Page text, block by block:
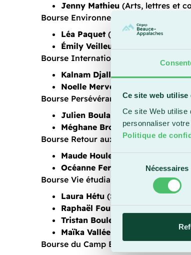
Ce site web utilise
Ce site Web utilise
personnaliser
Politique de
Sélection
du
consentement
Nécessaires
Jenny Mathieu (Arts, lettres et
Bourse Environnementale de 250 $
Léa Paquet (Techniques
Émily Veilleux
Bourse Internationale de 500 $
Kalnam Djallo(Techniques
Noelle Merveille Djietcheu
Bourse Persévérance scolaire de 500
Julien Boulanger(Techniques
Méghane Brochu(Techniques
Bourse Retour aux études de 500 $
Maude Houle(Techniques de
Océanne Ferland-Guimond
Bourse Vie étudiante de 500 $
Laura Hétu (Sciences de la nature)
Raphaël Fourrier(Sciences de
Tristan Boulet Dubois
Maïka Vallée (Techniques de
Bourse du Camp Entrepreneurs en